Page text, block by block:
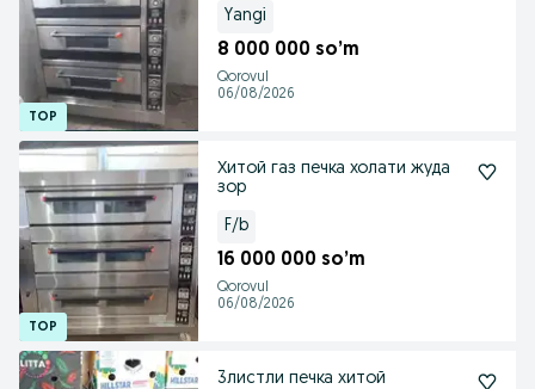
Yangi
8 000 000 so’m
Qorovul
06/08/2026
Хитой газ печка холати жуда
зор
F/b
16 000 000 so’m
Qorovul
06/08/2026
3листли печка хитой